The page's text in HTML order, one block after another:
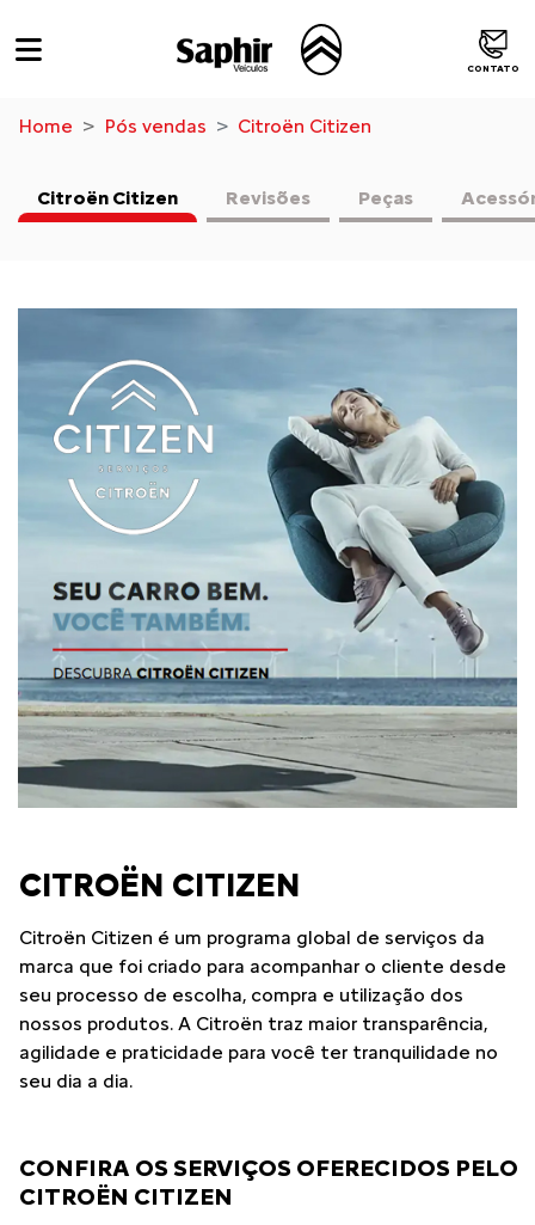
CONTATO
Home Pós vendas Citroën Citizen
Citroën Citizen Revisões Peças
CITROËN CITIZEN
Citroën Citizen é um programa global de serviços da
marca que foi criado para acompanhar o cliente desde
seu processo de escolha, compra e utilização dos
nossos produtos. A Citroën traz maior transparência,
agilidade e praticidade para você ter tranquilidade no
seu dia a dia.
CONFIRA OS SERVIÇOS OFERECIDOS PELO
CITROËN CITIZEN